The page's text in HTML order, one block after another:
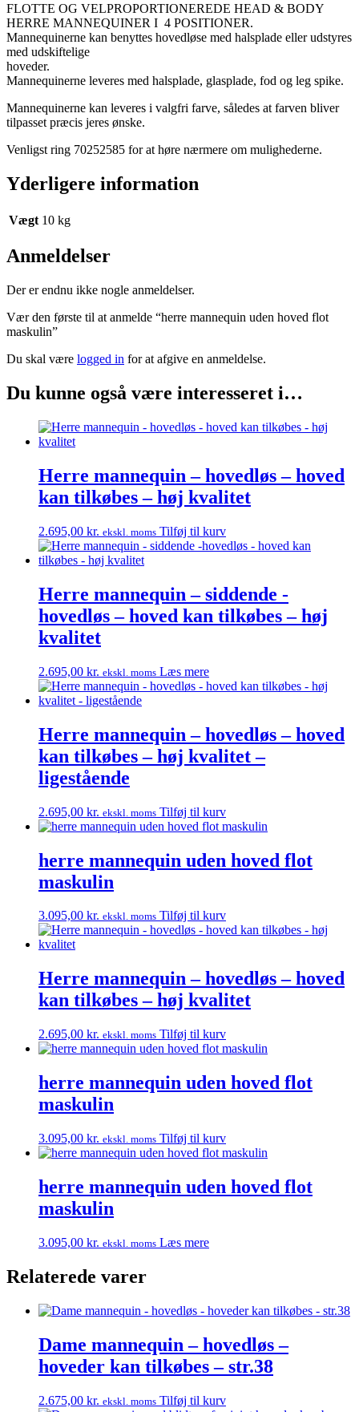
FLOTTE OG VELPROPORTIONEREDE HEAD & BODY
HERRE MANNEQUINER I 4 POSITIONER.
Mannequinerne kan benyttes hovedløse med halsplade eller udstyres
med udskiftelige
Mannequinerne leveres med halsplade, glasplade, fod og leg spike.
Mannequinerne kan leveres i valgfri farve, således at farven bliver
tilpasset præcis jeres ønske.
Venligst ring 70252585 for at høre nærmere om mulighederne.
Yderligere information
Vægt 10 kg
Anmeldelser
Der er endnu ikke nogle anmeldelser.
Vær den første til at anmelde “herre mannequin uden hoved flot
maskulin”
Du skal være logged in for at afgive en anmeldelse.
Du kunne også være interesseret i…
Herre mannequin – hovedløs – hoved
kan tilkøbes – høj kvalitet
2.695,00 kr. ekskl. moms Tilføj til kurv
Herre mannequin – siddende -
hovedløs – hoved kan tilkøbes – høj
kvalitet
2.695,00 kr. ekskl. moms Læs mere
Herre mannequin – hovedløs – hoved
kan tilkøbes – høj kvalitet –
ligestående
2.695,00 kr. ekskl. moms Tilføj til kurv
herre mannequin uden hoved flot
maskulin
3.095,00 kr. ekskl. moms Tilføj til kurv
Herre mannequin – hovedløs – hoved
kan tilkøbes – høj kvalitet
2.695,00 kr. ekskl. moms Tilføj til kurv
herre mannequin uden hoved flot
maskulin
3.095,00 kr. ekskl. moms Tilføj til kurv
herre mannequin uden hoved flot
maskulin
3.095,00 kr. ekskl. moms Læs mere
Relaterede varer
Dame mannequin – hovedløs –
hoveder kan tilkøbes – str.38
2.675,00 kr. ekskl. moms Tilføj til kurv